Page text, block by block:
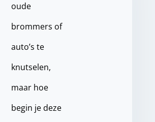
oude
brommers of
auto’s te
knutselen,
maar hoe
begin je deze